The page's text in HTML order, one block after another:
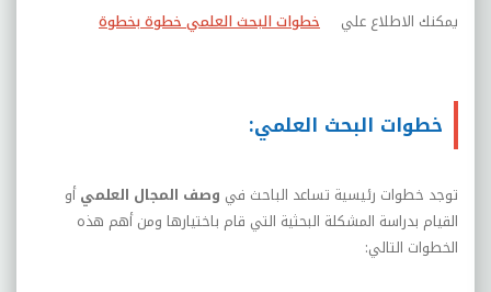
يمكنك الاطلاع علي خطوات البحث العلمي خطوة بخطوة
خطوات البحث العلمي:
توجد خطوات رئيسية تساعد الباحث في وصف المجال العلميأو
القيام بدراسة المشكلة البحثية التي قام باختيارها ومن أهم هذه
الخطوات التالي: